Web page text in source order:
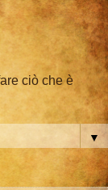
ciò che è
▼